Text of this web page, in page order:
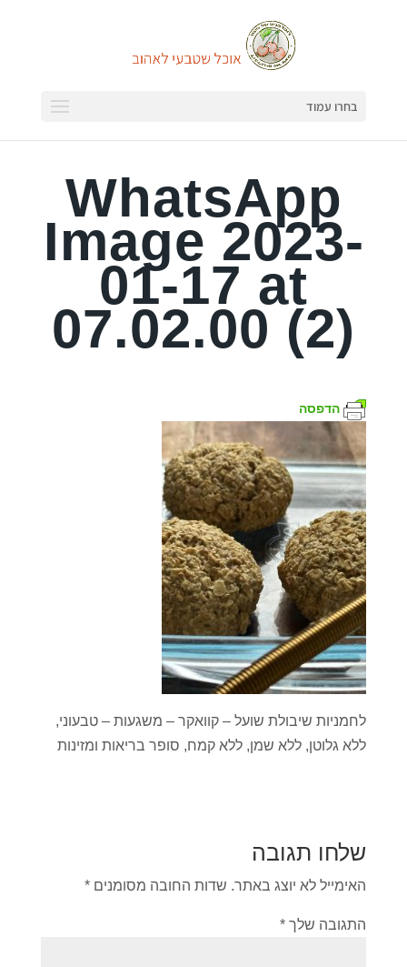
בחרו עמוד
WhatsApp
Image 2023-
01-17 at
07.02.00 (2)
הדפסה
לחמניות שיבולת שועל – קוואקר – משגעות – טבעוני,
ללא גלוטן, ללא שמן, ללא קמח, סופר בריאות ומזינות
שלחו תגובה
האימייל לא יוצג באתר. שדות החובה מסומנים *
התגובה שלך *